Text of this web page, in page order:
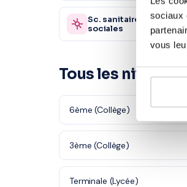
sociaux
vous
Sc. sanitaires et
sociales
Tous les niveaux
6ème (Collège)
3ème (Collège)
Terminale (Lycée)